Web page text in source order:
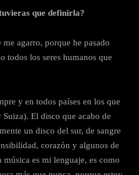
que definirla?
agarro, porque he pasado
todos los seres humanos que
y en todos países en los que
El disco que acabo de
un disco del sur, de sangre
corazón y algunos de
es mi lenguaje, es como